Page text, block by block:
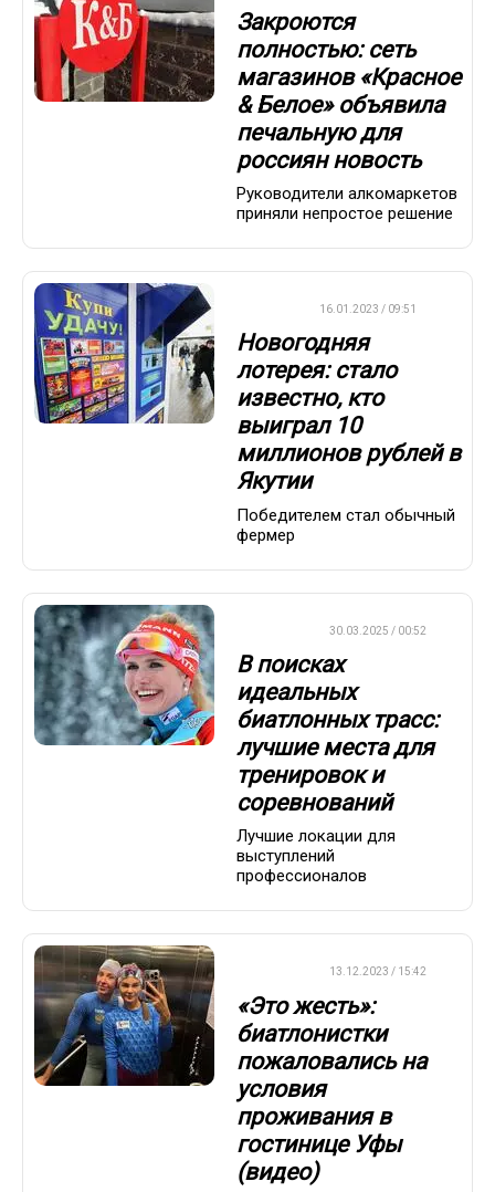
Закроются
полностью: сеть
магазинов «Красное
& Белое» объявила
печальную для
россиян новость
Руководители алкомаркетов
приняли непростое решение
16.01.2023 / 09:51
Новогодняя
лотерея: стало
известно, кто
выиграл 10
миллионов рублей в
Якутии
Победителем стал обычный
фермер
30.03.2025 / 00:52
В поисках
идеальных
биатлонных трасс:
лучшие места для
тренировок и
соревнований
Лучшие локации для
выступлений
профессионалов
13.12.2023 / 15:42
«Это жесть»:
биатлонистки
пожаловались на
условия
проживания в
гостинице Уфы
(видео)